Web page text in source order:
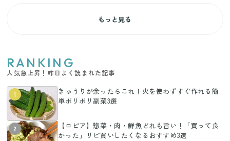
もっと見る
RANKING
人気急上昇！昨日よく読まれた記事
1
きゅうりが余ったらこれ！火を使わずすぐ作れる簡
単ポリポリ副菜3選
2
【ロピア】惣菜・肉・鮮魚どれも旨い！「買って良
かった」リピ買いしたくなるおすすめ3選